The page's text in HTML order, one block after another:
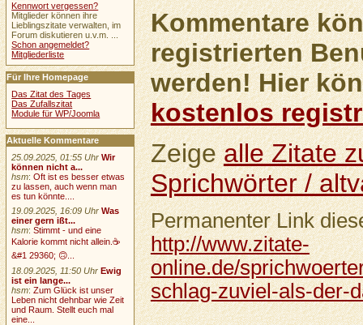
Kommentare
registrierten
werden! Hier
kostenlos
Zeigealle Zitate
Sprichwörter /
Permanenter Link
http://www.zitate-
online.de/
schlag-zuviel-als-der-
Kennwort vergessen?
Mitglieder können ihre
Lieblingszitate verwalten, im
Forum diskutieren u.v.m. ...
Schon angemeldet?
Mitgliederliste
Für Ihre Homepage
Das Zitat des Tages
Das Zufallszitat
Module für WP/Joomla
Aktuelle Kommentare
25.09.2025, 01:55 Uhr Wir
können nicht a...
hsm:Oft ist es besser etwas
zu lassen, auch wenn man
es tun könnte....
19.09.2025, 16:09 Uhr Was
einer gern ißt...
hsm:Stimmt - und eine
Kalorie kommt nicht allein.☕
&#1 29360; 🙃...
18.09.2025, 11:50 Uhr Ewig
ist ein lange...
hsm:Zum Glück ist unser
Leben nicht dehnbar wie Zeit
und Raum. Stellt euch mal
eine...